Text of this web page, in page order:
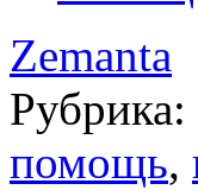
Zemanta
Рубрика:
помощь,